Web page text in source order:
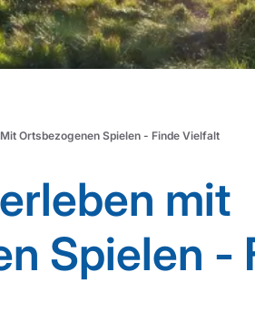
Ortsbezogenen Spielen - Finde Vielfalt
mit
Spielen -